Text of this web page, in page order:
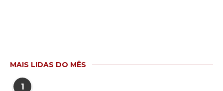
MAIS LIDAS DO MÊS
1